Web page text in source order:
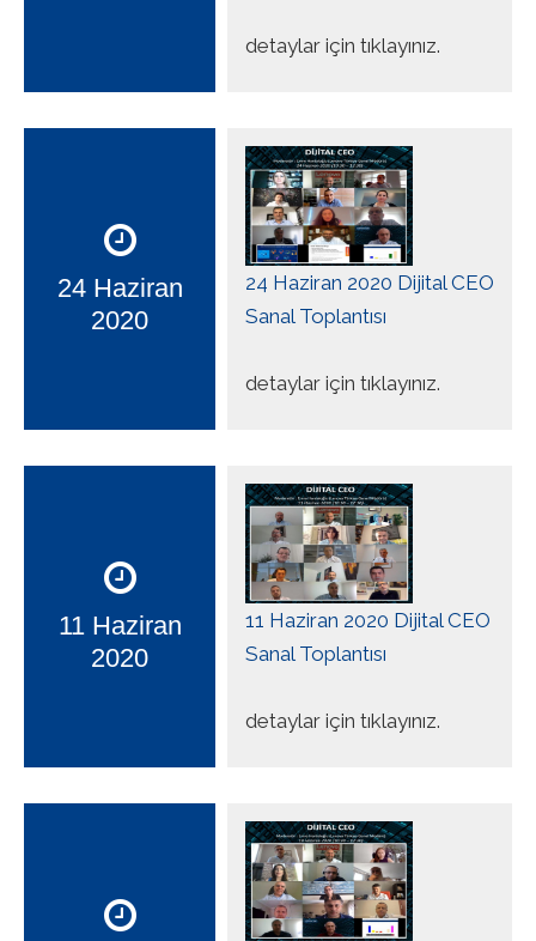
detaylar için tıklayınız.
24 Haziran
2020
24 Haziran 2020 Dijital CEO
Sanal Toplantısı
detaylar için tıklayınız.
11 Haziran
2020
11 Haziran 2020 Dijital CEO
Sanal Toplantısı
detaylar için tıklayınız.